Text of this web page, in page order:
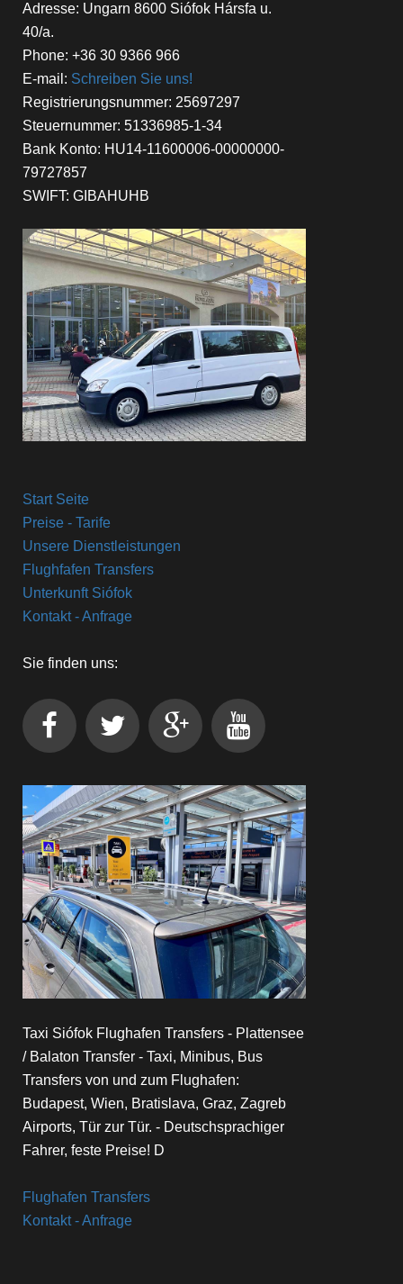
Adresse: Ungarn 8600 Siófok Hársfa u.
40/a.
Phone: +36 30 9366 966
E-mail: Schreiben Sie uns!
Registrierungsnummer: 25697297
Steuernummer: 51336985-1-34
Bank Konto: HU14-11600006-00000000-
79727857
SWIFT: GIBAHUHB
Start Seite
Preise - Tarife
Unsere Dienstleistungen
Flughfafen Transfers
Unterkunft Siófok
Kontakt - Anfrage
Sie finden uns:
Taxi Siófok Flughafen Transfers - Plattensee
/ Balaton Transfer - Taxi, Minibus, Bus
Transfers von und zum Flughafen:
Budapest, Wien, Bratislava, Graz, Zagreb
Airports, Tür zur Tür. - Deutschsprachiger
Fahrer, feste Preise! D
Flughafen Transfers
Kontakt - Anfrage